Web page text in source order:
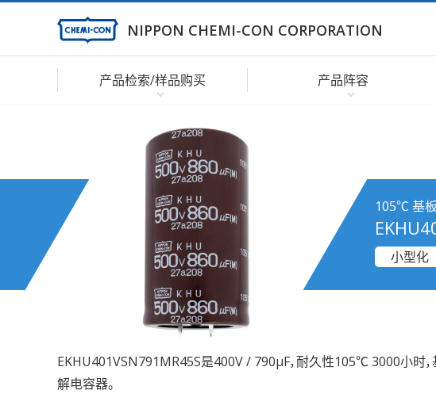
NIPPON CHEMI-CON CORPORATION
产品检索/样品购买 产品阵容
105℃ 基
小型化
EKHU401VSN791MR45S是400V / 790µF，耐久性105℃ 3000小时
解电容器。